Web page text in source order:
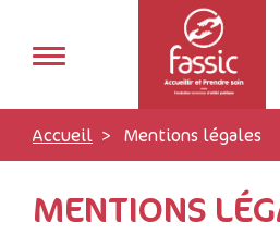
Accueil Mentions légales
MENTIONS